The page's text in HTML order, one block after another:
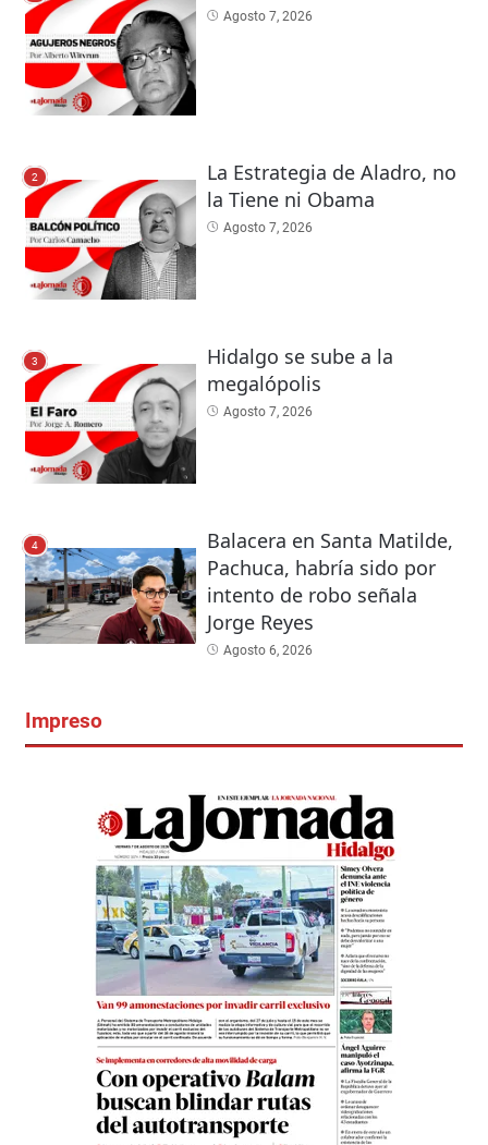
Agosto 7, 2026
2
La Estrategia de Aladro, no
la Tiene ni Obama
Agosto 7, 2026
3
Hidalgo se sube a la
megalópolis
Agosto 7, 2026
4
Balacera en Santa Matilde,
Pachuca, habría sido por
intento de robo señala
Jorge Reyes
Agosto 6, 2026
Impreso